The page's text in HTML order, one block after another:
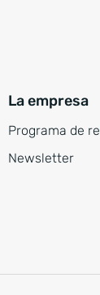
La empresa
Programa de
Newsletter